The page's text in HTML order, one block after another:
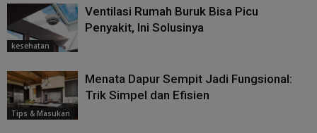
kesehatan
Ventilasi Rumah Buruk Bisa Picu
Penyakit, Ini Solusinya
Tips & Masukan
Menata Dapur Sempit Jadi Fungsional:
Trik Simpel dan Efisien